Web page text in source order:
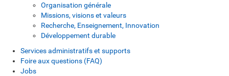
Organisation générale
Missions, visions et valeurs
Recherche, Enseignement, Innovation
Développement durable
Services administratifs et supports
Foire aux questions (FAQ)
Jobs